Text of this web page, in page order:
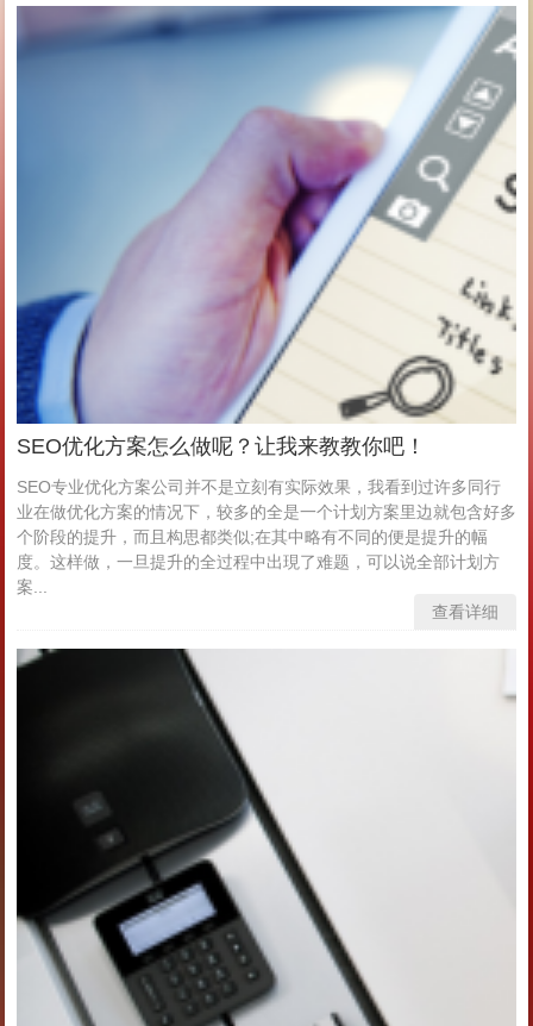
SEO优化方案怎么做呢？让我来教教你吧！
SEO专业优化方案公司并不是立刻有实际效果，我看到过许多同行
业在做优化方案的情况下，较多的全是一个计划方案里边就包含好多
个阶段的提升，而且构思都类似;在其中略有不同的便是提升的幅
度。这样做，一旦提升的全过程中出現了难题，可以说全部计划方
案...
查看详细